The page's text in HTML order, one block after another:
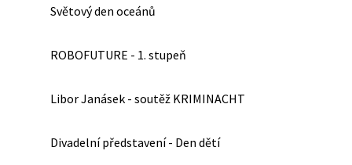
Světový den oceánů
ROBOFUTURE - 1. stupeň
Libor Janásek - soutěž KRIMINACHT
Divadelní představení - Den dětí